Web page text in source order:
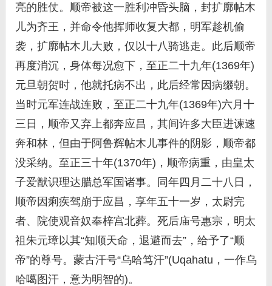
亮的胜仗。顺帝被这一胜利冲昏头脑，封扩廓帖木
儿为齐王，并命令他挥师收复大都，明军趁机偷
袭，扩廓帖木儿大败，仅以十八骑逃走。此后顺帝
再度消沉，身体每况愈下，至正二十九年(1369年)
元旦朝贺时，他就托病不出，此后经常因病缀朝。
当时元军连战连败，至正二十九年(1369年)六月十
三日，顺帝又弃上都奔应昌，其间许多大臣进谏速
奔和林，但由于阿鲁辉帖木儿事件的阴影，顺帝都
没采纳。至正三十年(1370年)，顺帝病重，由皇太
子爱猷识理达腊总军国诸事。同年四月二十八日，
顺帝因痢疾驾崩于应昌，享年五十一岁，太尉完
者、院使观音奴奉梓宫北葬。死后庙号惠宗，明太
祖朱元璋以其“知顺天命，退避而去”，给予了“顺
帝”的尊号。蒙古汗号“乌哈笃汗”(Uqahatu，一作乌
哈噶图汗，意为明智的)。